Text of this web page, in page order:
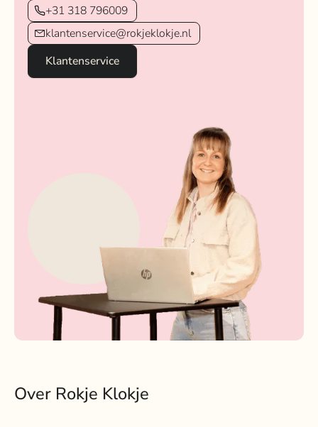
+31 318 796009
klantenservice@rokjeklokje.nl
Klantenservice
Over Rokje Klokje